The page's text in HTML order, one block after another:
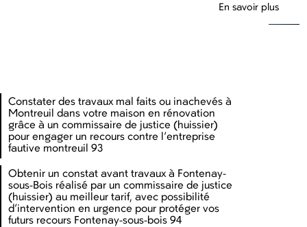
En savoir plus
Constater des travaux mal faits ou inachevés à
Montreuil dans votre maison en rénovation
grâce à un commissaire de justice (huissier)
pour engager un recours contre l’entreprise
fautive montreuil 93
Obtenir un constat avant travaux à Fontenay-
sous-Bois réalisé par un commissaire de justice
(huissier) au meilleur tarif, avec possibilité
d’intervention en urgence pour protéger vos
futurs recours Fontenay-sous-bois 94